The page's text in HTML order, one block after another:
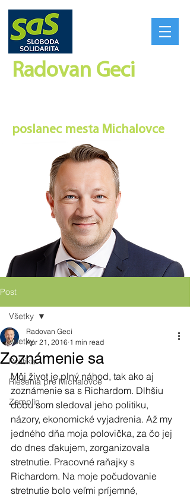
Radovan Geci​
poslanec mesta Michalovce
Post
Všetky
Politika
Riešenia pre Michalovce
Zemplín
Všetky
Zoznámenie sa
Radovan Geci
Apr 21, 2016 1 min read
Môj život je plný náhod, tak ako aj
zoznámenie sa s Richardom. Dlhšiu
dobu som sledoval jeho politiku,
názory, ekonomické vyjadrenia. Až my
jedného dňa moja polovička, za čo jej
do dnes ďakujem, zorganizovala
stretnutie. Pracovné raňajky s
Richardom. Na moje počudovanie
stretnutie bolo veľmi príjemné,